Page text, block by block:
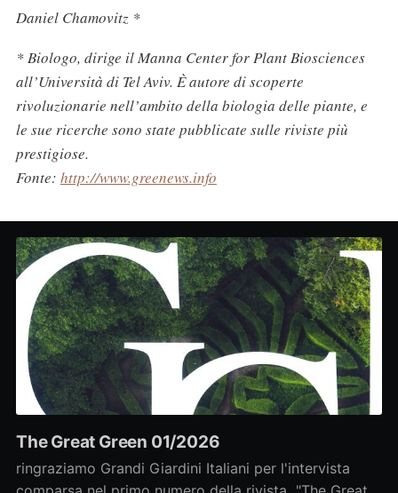
Daniel Chamovitz *
* Biologo, dirige il Manna Center for Plant Biosciences
all’Università di Tel Aviv. È autore di scoperte
rivoluzionarie nell’ambito della biologia delle piante, e
le sue ricerche sono state pubblicate sulle riviste più
prestigiose.
Fonte: http://www.greenews.info
The Great Green 01/2026
ringraziamo Grandi Giardini Italiani per l'intervista